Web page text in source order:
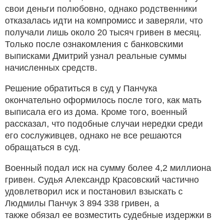
свои деньги полюбовно, однако родственники
отказалась идти на компромисс и заверяли, что
получали лишь около 20 тысяч гривен в месяц.
Только после ознакомления с банковскими
выписками Дмитрий узнал реальные суммы
начисленных средств.
Решение обратиться в суд у Панчука
окончательно оформилось после того, как мать
выписала его из дома. Кроме того, военный
рассказал, что подобные случаи нередки среди
его сослуживцев, однако не все решаются
обращаться в суд.
Военный подал иск на сумму более 4,2 миллиона
гривен. Судья Александр Красовский частично
удовлетворил иск и постановил взыскать с
Людмилы Панчук 3 894 338 гривен, а
также обязал ее возместить судебные издержки в